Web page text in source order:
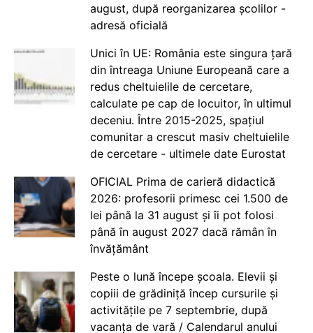
august, după reorganizarea școlilor -
adresă oficială
Unici în UE: România este singura țară
din întreaga Uniune Europeană care a
redus cheltuielile de cercetare,
calculate pe cap de locuitor, în ultimul
deceniu. Între 2015-2025, spațiul
comunitar a crescut masiv cheltuielile
de cercetare - ultimele date Eurostat
OFICIAL Prima de carieră didactică
2026: profesorii primesc cei 1.500 de
lei până la 31 august și îi pot folosi
până în august 2027 dacă rămân în
învățământ
Peste o lună începe școala. Elevii și
copiii de grădiniță încep cursurile și
activitățile pe 7 septembrie, după
vacanța de vară / Calendarul anului